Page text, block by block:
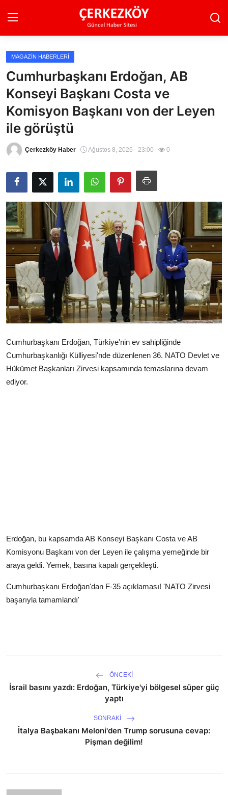
Ana Sayfa
Son Dakika
Ekonomi Haberleri
Magazin Haberleri
Teknoloji Haberleri
Dünya Haberleri
Çerkezköy
MAGAZIN HABERLERI
Cumhurbaşkanı Erdoğan, AB
Konseyi Başkanı Costa ve
Komisyon Başkanı von der Leyen
ile görüştü
Çerkezköy Haber Ağustos 8, 2026 - 23:00 0
Cumhurbaşkanı Erdoğan, Türkiye'nin ev sahipliğinde
Cumhurbaşkanlığı Külliyesi'nde düzenlenen 36. NATO Devlet ve
Hükümet Başkanları Zirvesi kapsamında temaslarına devam
ediyor.
Erdoğan, bu kapsamda AB Konseyi Başkanı Costa ve AB
Komisyonu Başkanı von der Leyen ile çalışma yemeğinde bir
araya geldi. Yemek, basına kapalı gerçekleşti.
Cumhurbaşkanı Erdoğan'dan F-35 açıklaması! 'NATO Zirvesi
başarıyla tamamlandı'
ÖNCEKI
İsrail basını yazdı: Erdoğan, Türkiye'yi bölgesel süper güç
yaptı
SONRAKI
İtalya Başbakanı Meloni'den Trump sorusuna cevap:
Pişman değilim!